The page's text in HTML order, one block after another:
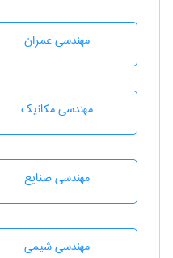
مهندسی عمران
مهندسی مکانیک
مهندسی صنايع
مهندسي شيمی